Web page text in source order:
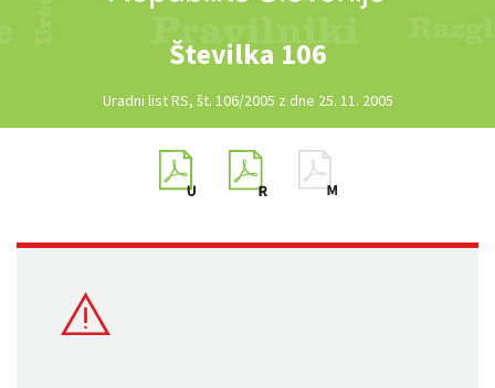
Številka 106
Uradni list RS, št. 106/2005 z dne 25. 11. 2005